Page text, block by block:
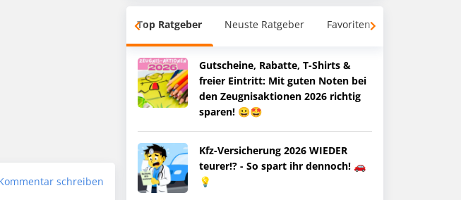
schreiben
Top Ratgeber Neuste Ratgeber Favoriten
Gutscheine, Rabatte, T-Shirts &
freier Eintritt: Mit guten Noten bei
den Zeugnisaktionen 2026 richtig
sparen! 😀🤩
Kfz-Versicherung 2026 WIEDER
teurer!? - So spart ihr dennoch! 🚗
💡